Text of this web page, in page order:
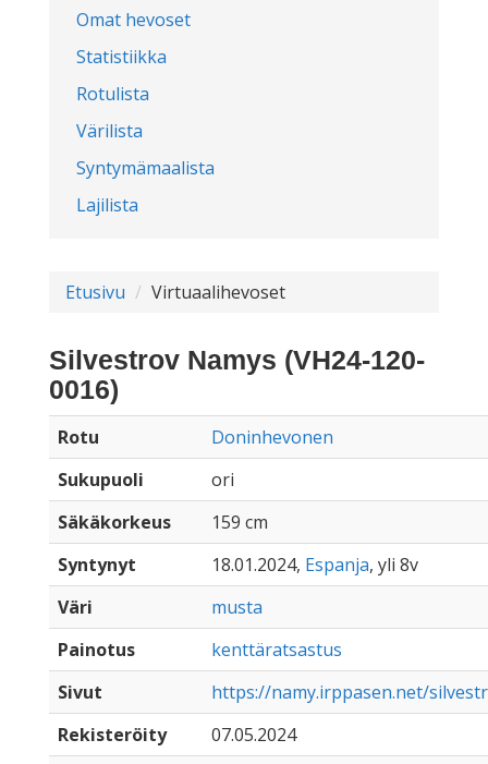
Omat hevoset
Statistiikka
Rotulista
Värilista
Syntymämaalista
Lajilista
Etusivu Virtuaalihevoset
Silvestrov Namys (VH24-120-
0016)
Rotu
Doninhevonen
Sukupuoli
ori
Säkäkorkeus
159 cm
Syntynyt
18.01.2024, Espanja, yli 8v
Väri
musta
Painotus
kenttäratsastus
Sivut
https://namy.irppasen.net/
Rekisteröity
07.05.2024